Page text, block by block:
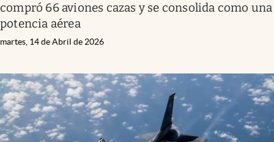
compró 66 aviones cazas y se consolida como una
potencia aérea
martes, 14 de Abril de 2026